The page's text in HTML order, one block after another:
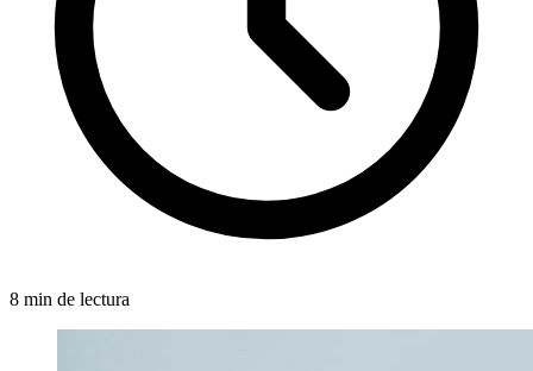
8 min de lectura